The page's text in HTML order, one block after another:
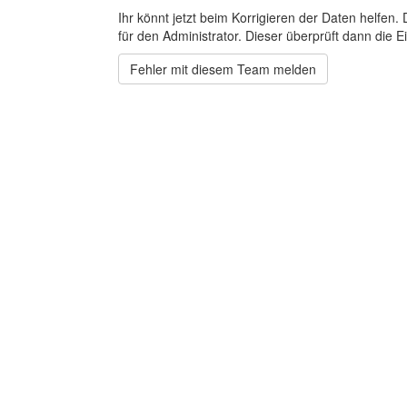
Ihr könnt jetzt beim Korrigieren der Daten
für den Administrator. Dieser überprüft dann die
Fehler mit diesem Team melden